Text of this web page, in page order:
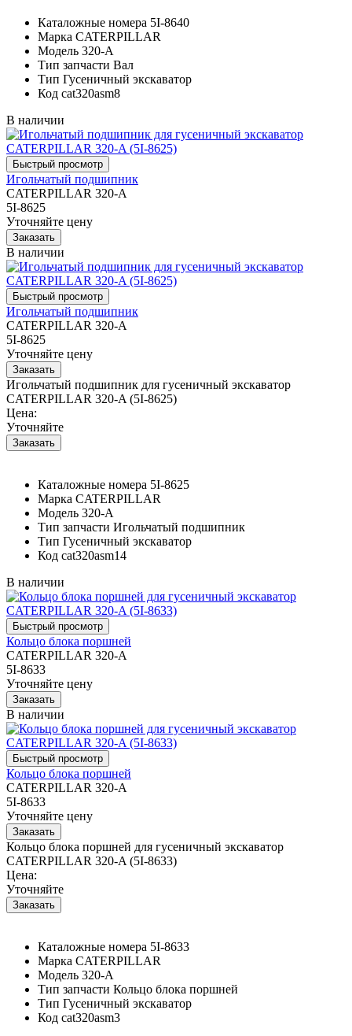
Каталожные номера 5I-8640
Марка CATERPILLAR
Модель 320-A
Тип запчасти Вал
Тип Гусеничный экскаватор
Код cat320asm8
В наличии
Игольчатый подшипник
CATERPILLAR 320-A
5I-8625
Уточняйте цену
В наличии
Игольчатый подшипник
CATERPILLAR 320-A
5I-8625
Уточняйте цену
Игольчатый подшипник для гусеничный экскаватор
CATERPILLAR 320-A (5I-8625)
Цена:
Уточняйте
Каталожные номера 5I-8625
Марка CATERPILLAR
Модель 320-A
Тип запчасти Игольчатый подшипник
Тип Гусеничный экскаватор
Код cat320asm14
В наличии
Кольцо блока поршней
CATERPILLAR 320-A
5I-8633
Уточняйте цену
В наличии
Кольцо блока поршней
CATERPILLAR 320-A
5I-8633
Уточняйте цену
Кольцо блока поршней для гусеничный экскаватор
CATERPILLAR 320-A (5I-8633)
Цена:
Уточняйте
Каталожные номера 5I-8633
Марка CATERPILLAR
Модель 320-A
Тип запчасти Кольцо блока поршней
Тип Гусеничный экскаватор
Код cat320asm3